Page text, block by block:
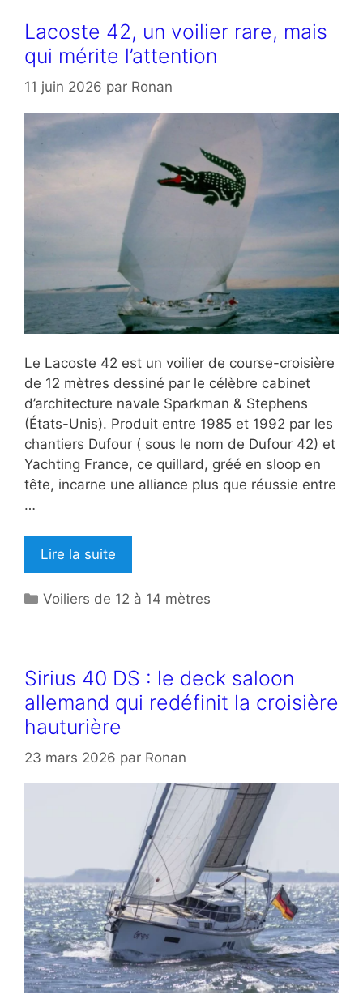
Lacoste 42, un voilier rare, mais
qui mérite l’attention
11 juin 2026 par Ronan
Le Lacoste 42 est un voilier de course-croisière
de 12 mètres dessiné par le célèbre cabinet
d’architecture navale Sparkman & Stephens
(États-Unis). Produit entre 1985 et 1992 par les
chantiers Dufour ( sous le nom de Dufour 42) et
Yachting France, ce quillard, gréé en sloop en
tête, incarne une alliance plus que réussie entre
…
Lire la suite
Catégories
Voiliers de 12 à 14 mètres
Sirius 40 DS : le deck saloon
allemand qui redéfinit la croisière
hauturière
23 mars 2026 par Ronan